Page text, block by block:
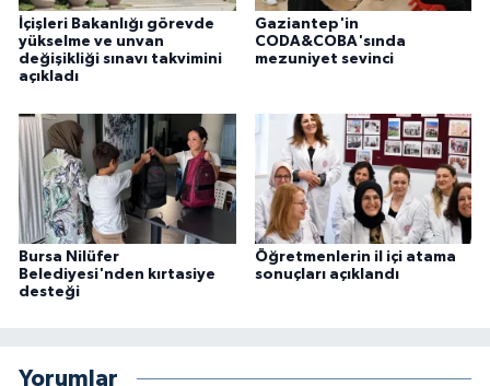
İçişleri Bakanlığı görevde
yükselme ve unvan
değişikliği sınavı takvimini
açıkladı
Gaziantep'in
CODA&COBA'sında
mezuniyet sevinci
Bursa Nilüfer
Belediyesi'nden kırtasiye
desteği
Öğretmenlerin il içi atama
sonuçları açıklandı
Yorumlar